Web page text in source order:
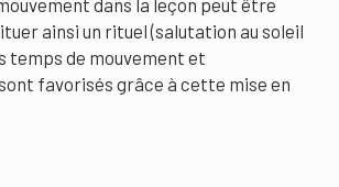
ainsi un rituel (salutation au soleil
temps de mouvement et
favorisés grâce à cette mise en